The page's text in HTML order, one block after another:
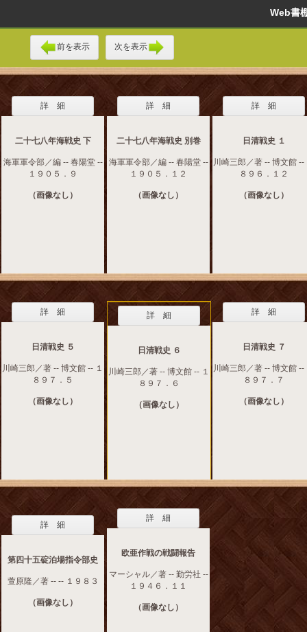
Web
前を表示 次を表示
詳 細
二十七八年海戦史 下
海軍軍令部／編 -- 春陽堂 --
１９０５．９
（画像なし）
詳 細
二十七八年海戦史 別巻
海軍軍令部／編 -- 春陽堂 --
１９０５．１２
（画像なし）
詳 細
日清戦史 １
川崎三郎／著 -- 博文館 --
８９６．１２
（画像なし）
詳 細
日清戦史 ５
川崎三郎／著 -- 博文館 -- １
８９７．５
（画像なし）
詳 細
日清戦史 ６
川崎三郎／著 -- 博文館 -- １
８９７．６
（画像なし）
詳 細
日清戦史 ７
川崎三郎／著 -- 博文館 --
８９７．７
（画像なし）
詳 細
第四十五碇泊場指令部史
萱原隆／著 -- -- １９８３
（画像なし）
詳 細
欧亜作戦の戦闘報告
マーシャル／著 -- 勤労社 --
１９４６．１１
（画像なし）